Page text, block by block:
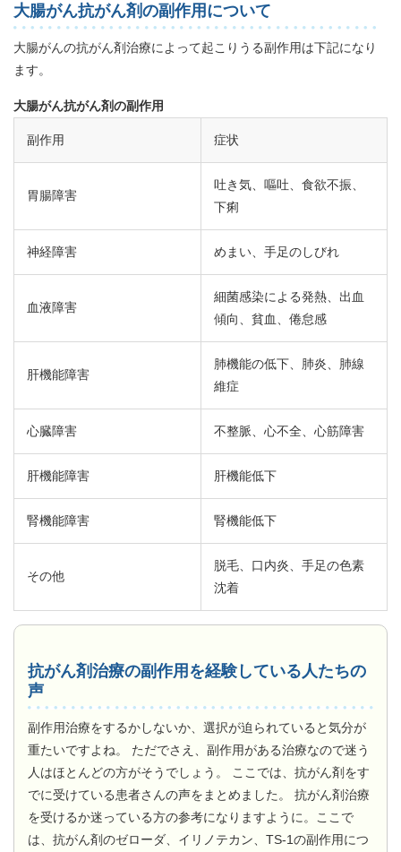
大腸がん抗がん剤の副作用について
大腸がんの抗がん剤治療によって起こりうる副作用は下記になり
ます。
大腸がん抗がん剤の副作用
副作用 症状
胃腸障害
吐き気、嘔吐、食欲不振、
下痢
神経障害 めまい、手足のしびれ
血液障害
細菌感染による発熱、出血
傾向、貧血、倦怠感
肝機能障害
肺機能の低下、肺炎、肺線
維症
心臓障害 不整脈、心不全、心筋障害
肝機能障害 肝機能低下
腎機能障害 腎機能低下
その他
脱毛、口内炎、手足の色素
沈着
抗がん剤治療の副作用を経験している人たちの
声
副作用治療をするかしないか、選択が迫られていると気分が
重たいですよね。 ただでさえ、副作用がある治療なので迷う
人はほとんどの方がそうでしょう。 ここでは、抗がん剤をす
でに受けている患者さんの声をまとめました。 抗がん剤治療
を受けるか迷っている方の参考になりますように。ここで
は、抗がん剤のゼローダ、イリノテカン、TS-1の副作用につ